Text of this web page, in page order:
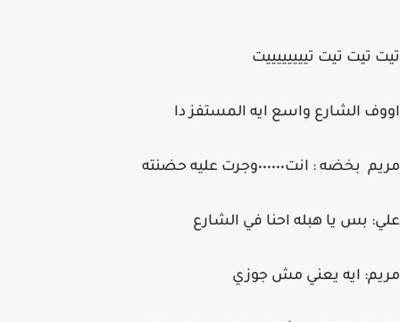
تيت تيت تيت تييييييييت
اووف الشارع واسع ايه المستفز دا
مريم بخضه : انت٠٠٠٠٠٠وجرت عليه حضنته
علي: بس يا هبله احنا في الشارع
مريم: ايه يعني مش جوزي